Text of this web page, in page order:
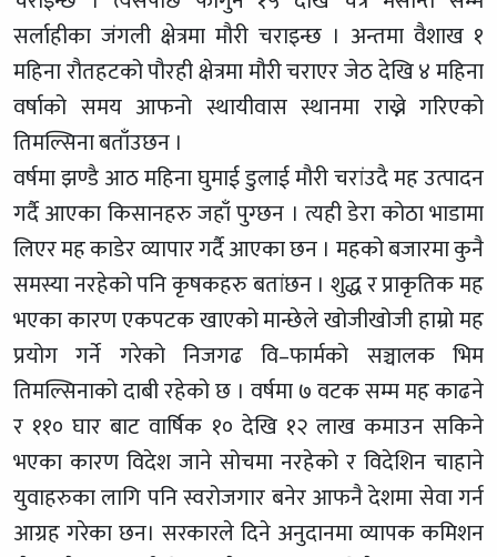
सर्लाहीका जंगली क्षेत्रमा मौरी चराइन्छ । अन्तमा वैशाख १
महिना रौतहटको पौरही क्षेत्रमा मौरी चराएर जेठ देखि ४ महिना
वर्षाको समय आफनो स्थायीवास स्थानमा राख्ने गरिएको
तिमल्सिना बताँउछन ।
वर्षमा झण्डै आठ महिना घुमाई डुलाई मौरी चरांउदै मह उत्पादन
गर्दै आएका किसानहरु जहाँ पुग्छन । त्यही डेरा कोठा भाडामा
लिएर मह काडेर व्यापार गर्दै आएका छन । महको बजारमा कुनै
समस्या नरहेको पनि कृषकहरु बतांछन । शुद्ध र प्राकृतिक मह
भएका कारण एकपटक खाएको मान्छेले खोजीखोजी हाम्रो मह
प्रयोग गर्ने गरेको निजगढ वि–फार्मको सञ्चालक भिम
तिमल्सिनाको दाबी रहेको छ । वर्षमा ७ वटक सम्म मह काढने
र ११० घार बाट वार्षिक १० देखि १२ लाख कमाउन सकिने
भएका कारण विदेश जाने सोचमा नरहेको र विदेशिन चाहाने
युवाहरुका लागि पनि स्वरोजगार बनेर आफनै देशमा सेवा गर्न
आग्रह गरेका छन। सरकारले दिने अनुदानमा व्यापक कमिशन